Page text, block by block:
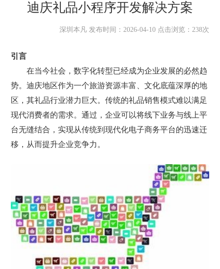
迪庆礼品小程序开发解决方案
深圳本凡 发布时间：2026-04-10 点击浏览：238次
引言
在当今社会，数字化转型已经成为企业发展的必然趋
势。迪庆地区作为一个旅游资源丰富、文化底蕴深厚的地
区，其礼品行业潜力巨大。传统的礼品销售模式难以满足
现代消费者的需求。通过，企业可以将线下业务与线上平
台无缝结合，实现从传统到现代化电子商务平台的迅速迁
移，从而提升企业竞争力。